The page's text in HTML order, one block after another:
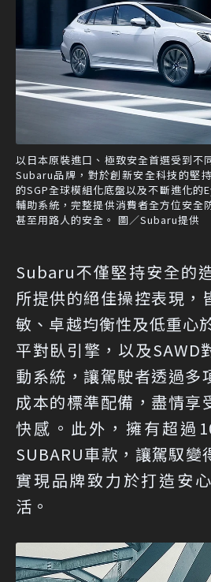
以日本原裝進口、極致安全首選受到不
Subaru品牌，對於創新安全科技的堅
的SGP全球模組化底盤以及不斷進化
輔助系統，完整提供消費者全方位安全
甚至用路人的安全。 圖／Subaru提供
Subaru不僅堅持安全的
所提供的絕佳操控表現，
敏、卓越均衡性及低重心
平對臥引擎，以及SAWD
動系統，讓駕駛者透過多
成本的標準配備，盡情享
快感。此外，擁有超過
SUBARU車款，讓駕馭變
實現品牌致力於打造安
活。